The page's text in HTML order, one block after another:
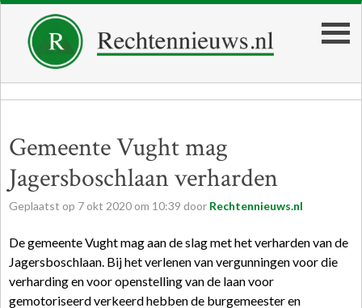
Gemeente Vught mag
Jagersboschlaan verharden
Geplaatst op 7 okt 2020 om 10:39 door Rechtennieuws.nl
De gemeente Vught mag aan de slag met het verharden van de
Jagersboschlaan. Bij het verlenen van vergunningen voor die
verharding en voor openstelling van de laan voor
gemotoriseerd verkeerd hebben de burgemeester en